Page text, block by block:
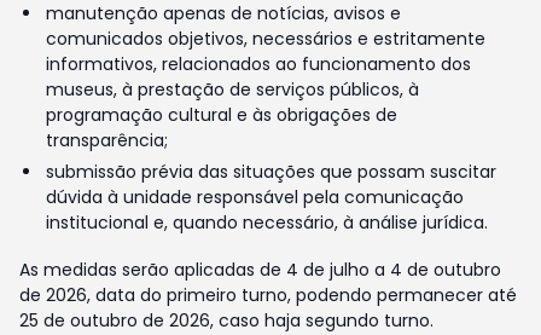
manutenção apenas de notícias, avisos e
comunicados objetivos, necessários e estritamente
informativos, relacionados ao funcionamento dos
museus, à prestação de serviços públicos, à
programação cultural e às obrigações de
transparência;
submissão prévia das situações que possam suscitar
dúvida à unidade responsável pela comunicação
institucional e, quando necessário, à análise jurídica.
As medidas serão aplicadas de 4 de julho a 4 de outubro
de 2026, data do primeiro turno, podendo permanecer até
25 de outubro de 2026, caso haja segundo turno.